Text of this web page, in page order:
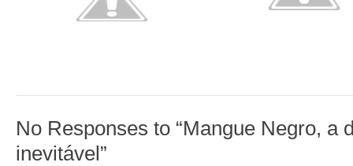
No Responses to “Mangue Negro, a
inevitável”